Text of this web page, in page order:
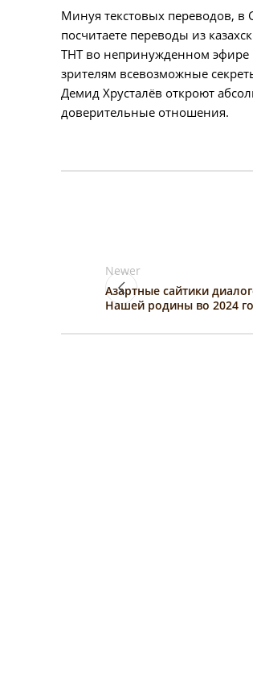
Минуя текстовых переводов,
посчитаете переводы из
ТНТ во непринужденном эфире
зрителям всевозможные
Демид Хрусталёв откроют
доверительные отношения.
Newer
Азартные сайтики
Нашей родины во 2024